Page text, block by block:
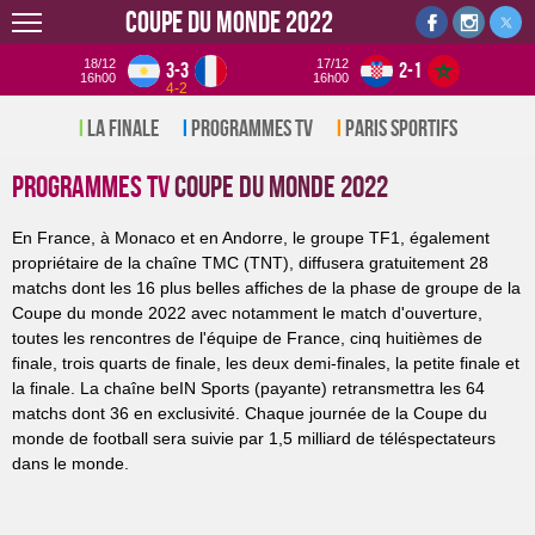
Coupe du monde 2022
18/12
16h00
3-3
4-2
17/12
16h00
2-1
La Finale Programmes TV Paris sportifs
Programmes TVCoupe du monde 2022
En France, à Monaco et en Andorre, le groupe TF1, également
propriétaire de la chaîne TMC (TNT), diffusera gratuitement 28
matchs dont les 16 plus belles affiches de la phase de groupe de la
Coupe du monde 2022 avec notamment le match d'ouverture,
toutes les rencontres de l'équipe de France, cinq huitièmes de
finale, trois quarts de finale, les deux demi-finales, la petite finale et
la finale. La chaîne beIN Sports (payante) retransmettra les 64
matchs dont 36 en exclusivité. Chaque journée de la Coupe du
monde de football sera suivie par 1,5 milliard de téléspectateurs
dans le monde.